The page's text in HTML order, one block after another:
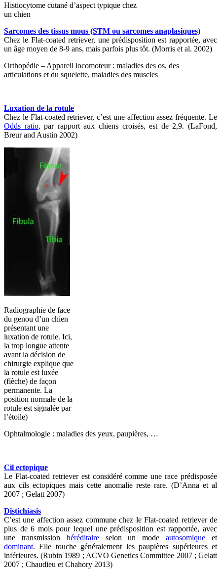
Histiocytome cutané d’aspect typique chez
un chien
Sarcomes des tissus mous (STM ou sarcomes anaplasiques)
Chez le Flat-coated retriever, une prédisposition est rapportée, avec
un âge moyen de 8-9 ans, mais parfois plus tôt. (Morris et al. 2002)
Orthopédie – Appareil locomoteur : maladies des os, des
articulations et du squelette, maladies des muscles
Luxation de la rotule
Chez le Flat-coated retriever, c’est une affection assez fréquente. Le
Odds ratio, par rapport aux chiens croisés, est de 2,9. (LaFond,
Breur and Austin 2002)
Radiographie de face
du genou d’un chien
présentant une
luxation de rotule. Ici,
la trop longue attente
avant la décision de
chirurgie explique que
la rotule est luxée
(flèche) de façon
permanente. La
position normale de la
rotule est signalée par
l’étoile)
Ophtalmologie : maladies des yeux, paupières, …
Cil ectopique
Le Flat-coated retriever est considéré comme une race prédisposée
aux cils ectopiques mais cette anomalie reste rare. (D’Anna et al
2007 ; Gelatt 2007)
Distichiasis
C’est une affection assez commune chez le Flat-coated retriever de
plus de 6 mois pour lequel une prédisposition est rapportée, avec
une transmission héréditaireselon un modeautosomique et
dominant. Elle touche généralement les paupières supérieures et
inférieures. (Rubin 1989 ; ACVO Genetics Committee 2007 ; Gelatt
2007 ; Chaudieu et Chahory 2013)